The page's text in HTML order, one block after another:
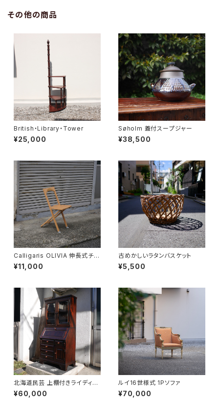
その他の商品
British・Library・Tower
¥25,000
Søholm 蓋付スープジャー
¥38,500
Calligaris OLIVIA 伸長式チェ
ア
¥11,000
古めかしいラタンバスケット
¥5,500
北海道民芸 上棚付きライディン
グビューロー
¥60,000
ルイ16世様式 1Pソファ
¥70,000